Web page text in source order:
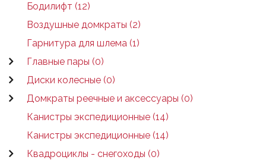
Бодилифт (12)
Воздушные домкраты (2)
Гарнитура для шлема (1)
Главные пары (0)
Диски колесные (0)
Домкраты реечные и аксессуары (0)
Канистры экспедиционные (14)
Канистры экспедиционные (14)
Квадроциклы - снегоходы (0)